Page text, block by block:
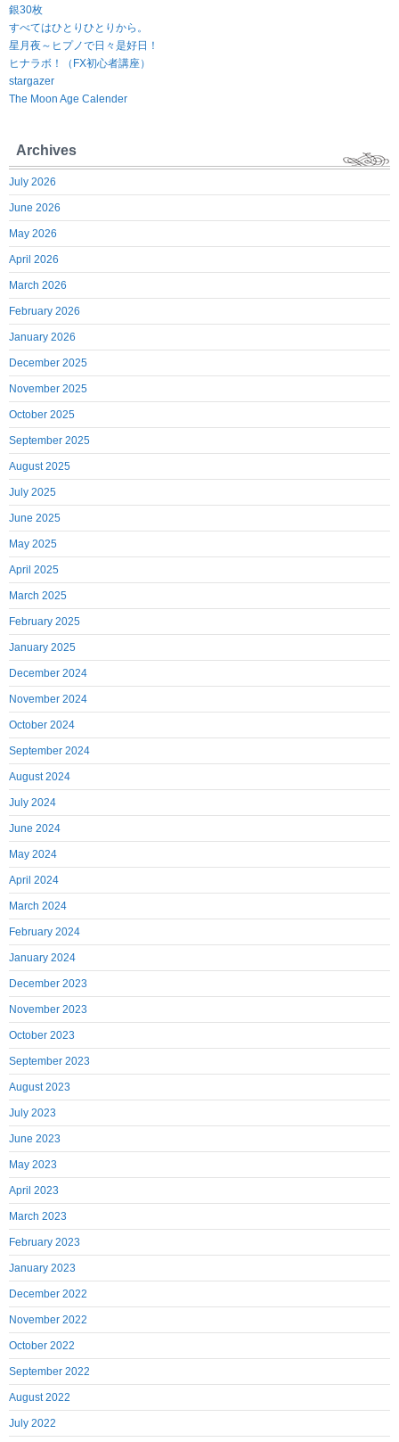
銀30枚
すべてはひとりひとりから。
星月夜～ヒプノで日々是好日！
ヒナラボ！（FX初心者講座）
stargazer
The Moon Age Calender
Archives
July 2026
June 2026
May 2026
April 2026
March 2026
February 2026
January 2026
December 2025
November 2025
October 2025
September 2025
August 2025
July 2025
June 2025
May 2025
April 2025
March 2025
February 2025
January 2025
December 2024
November 2024
October 2024
September 2024
August 2024
July 2024
June 2024
May 2024
April 2024
March 2024
February 2024
January 2024
December 2023
November 2023
October 2023
September 2023
August 2023
July 2023
June 2023
May 2023
April 2023
March 2023
February 2023
January 2023
December 2022
November 2022
October 2022
September 2022
August 2022
July 2022